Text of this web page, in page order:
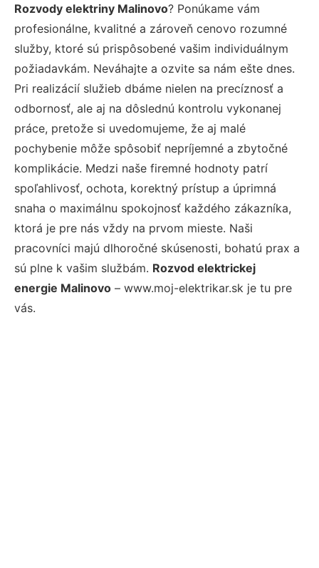
Rozvody elektriny Malinovo? Ponúkame vám
profesionálne, kvalitné a zároveň cenovo rozumné
služby, ktoré sú prispôsobené vašim individuálnym
požiadavkám. Neváhajte a ozvite sa nám ešte dnes.
Pri realizácií služieb dbáme nielen na precíznosť a
odbornosť, ale aj na dôslednú kontrolu vykonanej
práce, pretože si uvedomujeme, že aj malé
pochybenie môže spôsobiť nepríjemné a zbytočné
komplikácie. Medzi naše firemné hodnoty patrí
spoľahlivosť, ochota, korektný prístup a úprimná
snaha o maximálnu spokojnosť každého zákazníka,
ktorá je pre nás vždy na prvom mieste. Naši
pracovníci majú dlhoročné skúsenosti, bohatú prax a
sú plne k vašim službám. Rozvod elektrickej
energie Malinovo – www.moj-elektrikar.sk je tu pre
vás.